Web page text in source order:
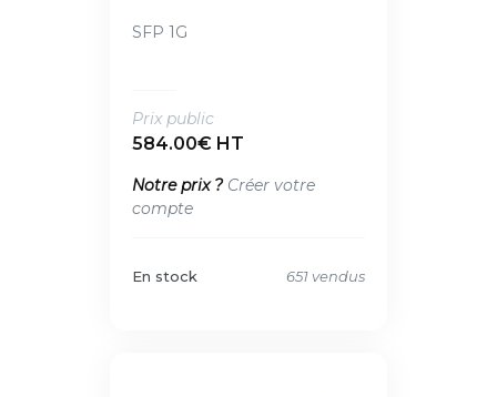
SFP 1G
Prix public
584.00€ HT
Notre prix ? Créer votre
compte
En stock 651 vendus